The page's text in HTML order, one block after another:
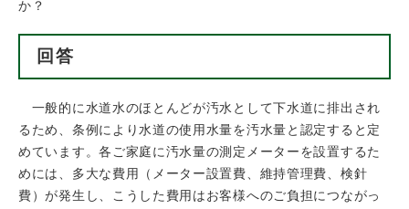
か？
回答
一般的に水道水のほとんどが汚水として下水道に排出され
るため、条例により水道の使用水量を汚水量と認定すると定
めています。各ご家庭に汚水量の測定メーターを設置するた
めには、多大な費用（メーター設置費、維持管理費、検針
費）が発生し、こうした費用はお客様へのご負担につながっ